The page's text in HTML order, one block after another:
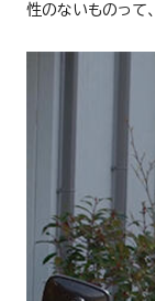
性のないものって